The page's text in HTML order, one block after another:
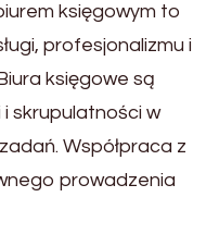
księgowym to
profesjonalizmu i
księgowe są
skrupulatności w
Współpraca z
prowadzenia